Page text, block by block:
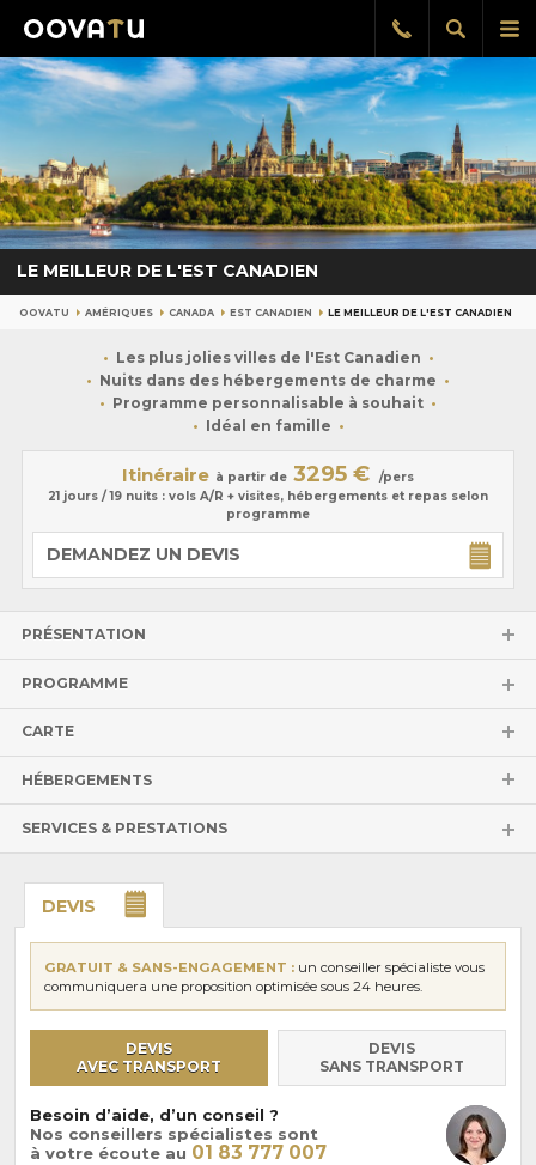
le
Afficher
la
Rappel
gratuit
LE MEILLEUR DE L'EST CANADIEN
OOVATU AMÉRIQUES CANADA EST CANADIEN LE MEILLEUR DE L'EST CANADIEN
Les plus jolies villes de l'Est Canadien
Nuits dans des hébergements de charme
Programme personnalisable à souhait
Idéal en famille
Itinéraire à partir de 3295 €
/pers
21 jours / 19 nuits : vols A/R + visites, hébergements et repas selon
programme
DEMANDEZ UN DEVIS
PRÉSENTATION
PROGRAMME
CARTE
HÉBERGEMENTS
SERVICES & PRESTATIONS
DEVIS
GRATUIT & SANS-ENGAGEMENT : un conseiller spécialiste vous
communiquera une proposition optimisée sous 24 heures.
DEVIS
AVEC TRANSPORT
DEVIS
SANS TRANSPORT
Besoin d’aide, d’un conseil ?
Nos conseillers spécialistes sont
à votre écoute au 01 83 777 007